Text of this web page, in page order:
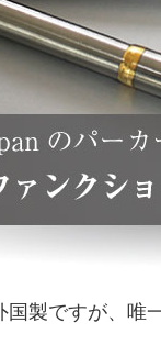
製ですが、唯